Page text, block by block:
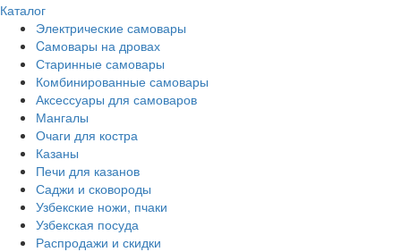
Каталог
Электрические самовары
Cамовары на дровах
Старинные самовары
Комбинированные самовары
Аксессуары для самоваров
Мангалы
Очаги для костра
Казаны
Печи для казанов
Саджи и сковороды
Узбекские ножи, пчаки
Узбекская посуда
Распродажи и скидки